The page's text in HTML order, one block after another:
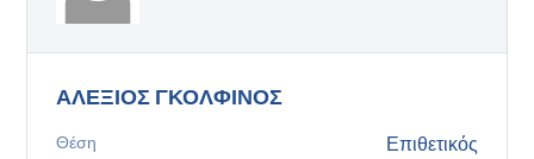
ΑΛΕΞΙΟΣ ΓΚΟΛΦΙΝΟΣ
Θέση Επιθετικός